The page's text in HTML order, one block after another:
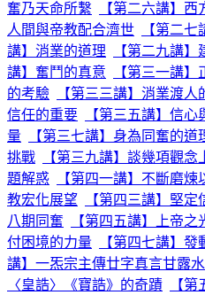
奮乃天命所繫
【第二六講】
人間與帝教配合濟世
【第二
講】消業的道理
【第二九講
講】奮鬥的真意
【第三一講
的考驗
【第三三講】消業渡人
信任的重要
【第三五講】信心
量
【第三七講】身為同奮的道
挑戰
【第三九講】談幾項觀念
題解惑
【第四一講】不斷磨煉
教宏化展望
【第四三講】堅定
八期同奮
【第四五講】上帝
付困境的力量
【第四七講】
講】一炁宗主傳廿字真言甘露
〈皇誥〉《寶誥》的奇蹟
【